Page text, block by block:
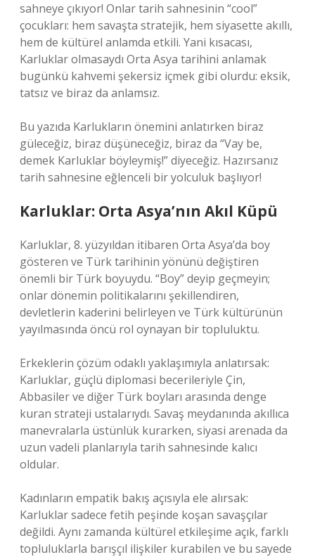
sahneye çıkıyor! Onlar tarih sahnesinin “cool”
çocukları: hem savaşta stratejik, hem siyasette akıllı,
hem de kültürel anlamda etkili. Yani kısacası,
Karluklar olmasaydı Orta Asya tarihini anlamak
bugünkü kahvemi şekersiz içmek gibi olurdu: eksik,
tatsız ve biraz da anlamsız.
Bu yazıda Karlukların önemini anlatırken biraz
güleceğiz, biraz düşüneceğiz, biraz da “Vay be,
demek Karluklar böyleymiş!” diyeceğiz. Hazırsanız
tarih sahnesine eğlenceli bir yolculuk başlıyor!
Karluklar: Orta Asya’nın Akıl Küpü
Karluklar, 8. yüzyıldan itibaren Orta Asya’da boy
gösteren ve Türk tarihinin yönünü değiştiren
önemli bir Türk boyuydu. “Boy” deyip geçmeyin;
onlar dönemin politikalarını şekillendiren,
devletlerin kaderini belirleyen ve Türk kültürünün
yayılmasında öncü rol oynayan bir topluluktu.
Erkeklerin çözüm odaklı yaklaşımıyla anlatırsak:
Karluklar, güçlü diplomasi becerileriyle Çin,
Abbasiler ve diğer Türk boyları arasında denge
kuran strateji ustalarıydı. Savaş meydanında akıllıca
manevralarla üstünlük kurarken, siyasi arenada da
uzun vadeli planlarıyla tarih sahnesinde kalıcı
oldular.
Kadınların empatik bakış açısıyla ele alırsak:
Karluklar sadece fetih peşinde koşan savaşçılar
değildi. Aynı zamanda kültürel etkileşime açık, farklı
topluluklarla barışçıl ilişkiler kurabilen ve bu sayede